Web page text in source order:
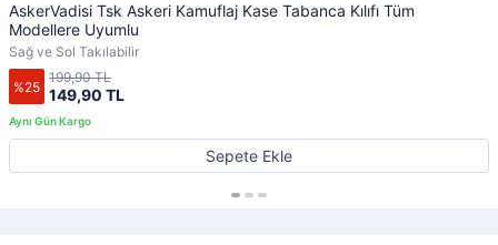
AskerVadisi Tsk Askeri Kamuflaj Kase Tabanca Kılıfı Tüm
Modellere Uyumlu
Sağ ve Sol Takılabilir
%25 149,90 TL
199,90 TL
Sepete Ekle